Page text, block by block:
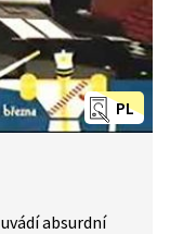
PL
absurdní